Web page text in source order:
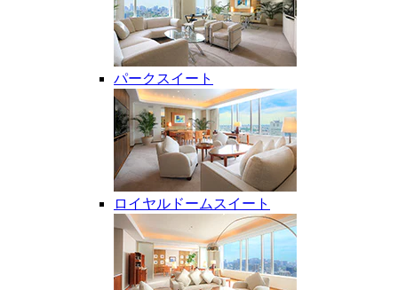
パークスイート
ロイヤルドームスイート